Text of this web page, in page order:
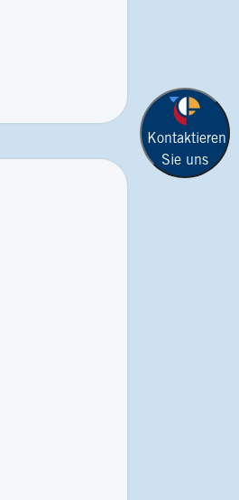
Kontaktieren
Sie uns